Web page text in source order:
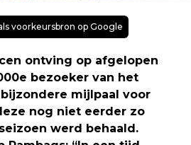
voorkeursbron op Google
ontving op afgelopen
e bezoeker van het
mijlpaal voor
nog niet eerder zo
werd behaald.